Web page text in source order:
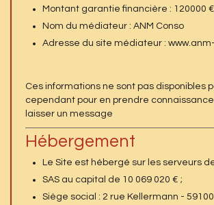
Montant garantie financière : 120000 €
Nom du médiateur : ANM Conso
Adresse du site médiateur :
Ces informations ne sont pas disponibles
cependant pour en prendre
laisser un message
Hébergement
Le Site est hébergé sur les serveurs de
SAS au capital de 10 069 020 € ;
Siège social : 2 rue Kellermann -